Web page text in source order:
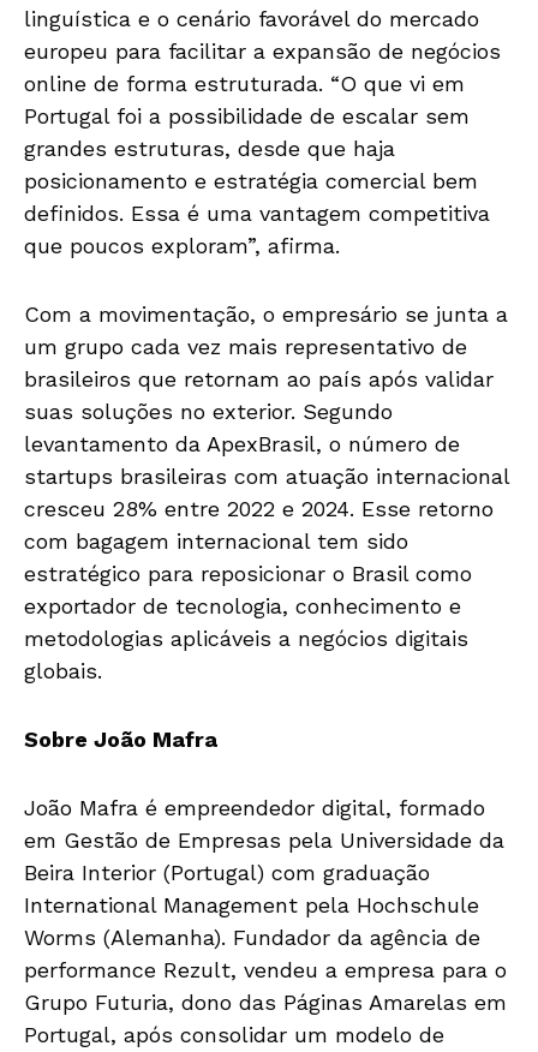
linguística e o cenário favorável do mercado
europeu para facilitar a expansão de negócios
online de forma estruturada. “O que vi em
Portugal foi a possibilidade de escalar sem
grandes estruturas, desde que haja
posicionamento e estratégia comercial bem
definidos. Essa é uma vantagem competitiva
que poucos exploram”, afirma.
Com a movimentação, o empresário se junta a
um grupo cada vez mais representativo de
brasileiros que retornam ao país após validar
suas soluções no exterior. Segundo
levantamento da ApexBrasil, o número de
startups brasileiras com atuação internacional
cresceu 28% entre 2022 e 2024. Esse retorno
com bagagem internacional tem sido
estratégico para reposicionar o Brasil como
exportador de tecnologia, conhecimento e
metodologias aplicáveis a negócios digitais
globais.
Sobre João Mafra
João Mafra é empreendedor digital, formado
em Gestão de Empresas pela Universidade da
Beira Interior (Portugal) com graduação
International Management pela Hochschule
Worms (Alemanha). Fundador da agência de
performance Rezult, vendeu a empresa para o
Grupo Futuria, dono das Páginas Amarelas em
Portugal, após consolidar um modelo de